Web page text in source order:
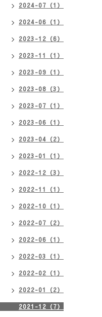
2024-07（1）
2024-06（1）
2023-12（6）
2023-11（1）
2023-09（1）
2023-08（3）
2023-07（1）
2023-06（1）
2023-04（2）
2023-01（1）
2022-12（3）
2022-11（1）
2022-10（1）
2022-07（2）
2022-06（1）
2022-03（1）
2022-02（1）
2022-01（2）
2021-12（7）